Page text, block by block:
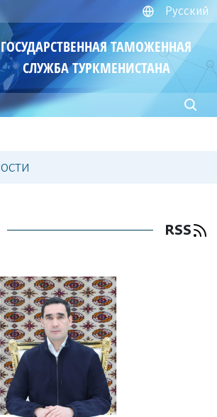
Русский
ГОСУДАРСТВЕННАЯ ТАМОЖЕННАЯ
СЛУЖБА ТУРКМЕНИСТАНА
RSS